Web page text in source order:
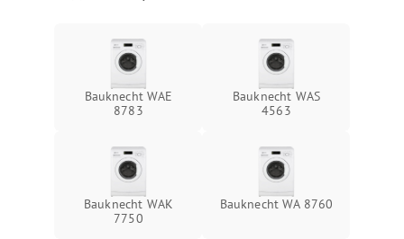
Bauknecht WAE
8783
Bauknecht WAS
4563
Bauknecht WAK
7750
Bauknecht WA 8760